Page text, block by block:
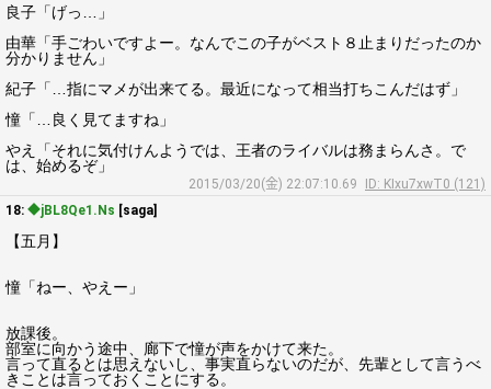
良子「げっ…」
由華「手ごわいですよー。なんでこの子がベスト８止まりだったのか
分かりません」
紀子「…指にマメが出来てる。最近になって相当打ちこんだはず」
憧「…良く見てますね」
やえ「それに気付けんようでは、王者のライバルは務まらんさ。で
は、始めるぞ」
2015/03/20(金) 22:07:10.69
ID: KIxu7xwT0 (121)
18: ◆jBL8Qe1.Ns [saga]
【五月】
憧「ねー、やえー」
放課後。
部室に向かう途中、廊下で憧が声をかけて来た。
言って直るとは思えないし、事実直らないのだが、先輩として言うべ
きことは言っておくことにする。